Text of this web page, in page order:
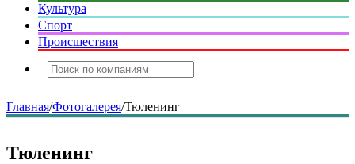
Культура
Спорт
Происшествия
Главная/Фотогалерея/Тюленинг
Тюленинг